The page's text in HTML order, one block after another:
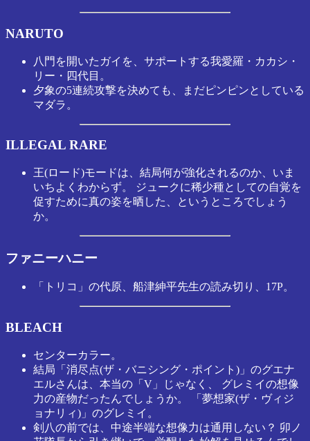
NARUTO
八門を開いたガイを、サポートする我愛羅・カカシ・
リー・四代目。
夕象の5連続攻撃を決めても、まだピンピンとしている
マダラ。
ILLEGAL RARE
王(ロード)モードは、結局何が強化されるのか、いま
いちよくわからず。 ジュークに稀少種としての自覚を
促すために真の姿を晒した、というところでしょう
か。
ファニーハニー
「トリコ」の代原、船津紳平先生の読み切り、17P。
BLEACH
センターカラー。
結局「消尽点(ザ・バニシング・ポイント)」のグエナ
エルさんは、本当の「V」じゃなく、 グレミイの想像
力の産物だったんでしょうか。 「夢想家(ザ・ヴィジ
ョナリィ)」のグレミイ。
剣八の前では、中途半端な想像力は通用しない？ 卯ノ